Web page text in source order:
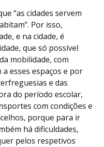
“as cidades servem
Por isso,
e na cidade, é
que só possível
mobilidade, com
esses espaços e por
e das
do período escolar,
com condições e
porque para ir
há dificuldades,
pelos respetivos